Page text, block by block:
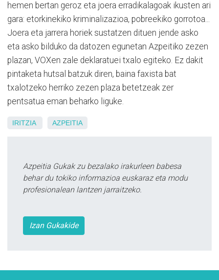
hemen bertan geroz eta joera erradikalagoak ikusten ari
gara: etorkinekiko kriminalizazioa, pobreekiko gorrotoa...
Joera eta jarrera horiek sustatzen dituen jende asko
eta asko bilduko da datozen egunetan Azpeitiko zezen
plazan, VOXen zale deklaratuei txalo egiteko. Ez dakit
pintaketa hutsal batzuk diren, baina faxista bat
txalotzeko herriko zezen plaza betetzeak zer
pentsatua eman beharko liguke.
IRITZIA AZPEITIA
Azpeitia Gukak zu bezalako irakurleen babesa
behar du tokiko informazioa euskaraz eta modu
profesionalean lantzen jarraitzeko.
Izan Gukakide